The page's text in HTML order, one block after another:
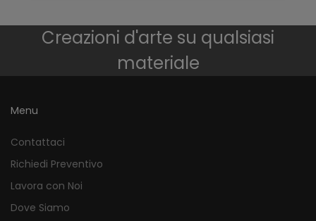
Creazioni d'arte su qualsiasi
materiale
Menu
Contattaci
Richiedi Preventivo
Lavora con Noi
Dove Siamo